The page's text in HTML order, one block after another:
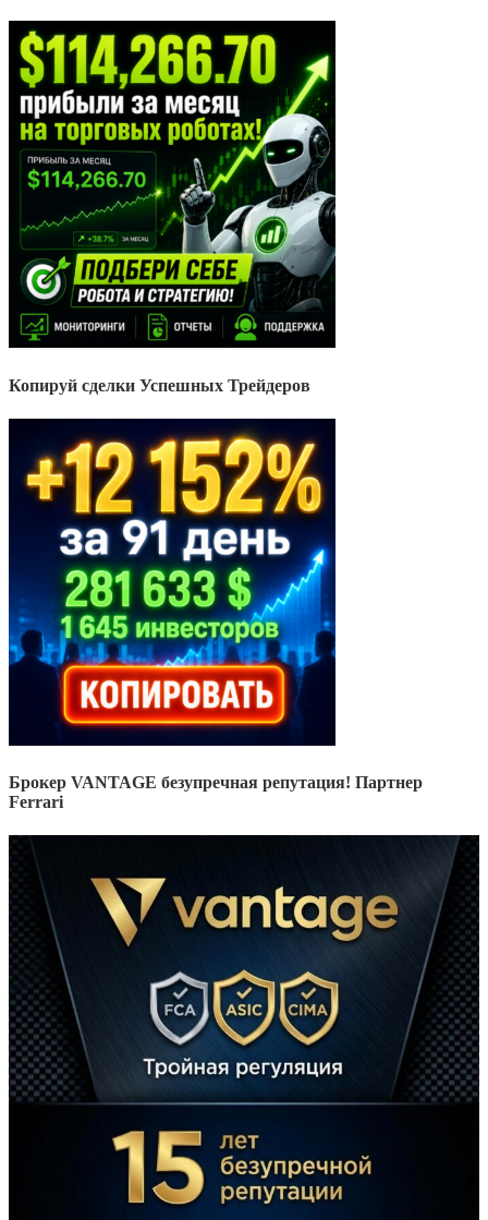
Копируй сделки Успешных Трейдеров
Брокер VANTAGE безупречная репутация! Партнер
Ferrari